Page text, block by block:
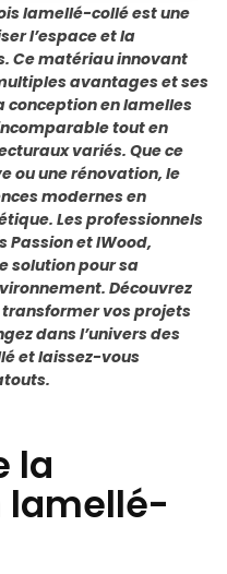
lamellé-collé est une
l’espace et la
Ce matériau innovant
avantages et ses
conception en lamelles
tout en
variés. Que ce
ou une rénovation, le
modernes en
Les professionnels
Passion et IWood,
solution pour sa
Découvrez
vos projets
dans l’univers des
et laissez-vous
la
lamellé-